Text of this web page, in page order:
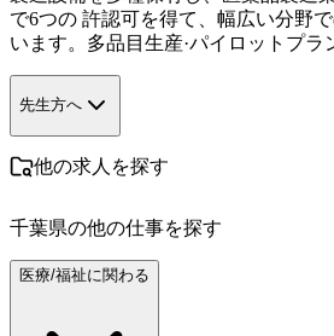
で6つの 許認可を得て、幅広い分野
います。多品目生産·パイロットプラ
先生方へ
他の求人を探す
千葉県の他の仕事を探す
医療/福祉に関わる